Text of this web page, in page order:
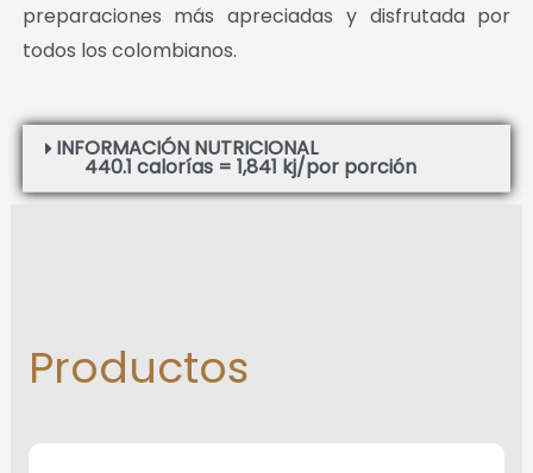
preparaciones más apreciadas y disfrutada por
todos los colombianos.
INFORMACIÓN NUTRICIONAL
440.1 calorías = 1,841 kj/por porción
Productos